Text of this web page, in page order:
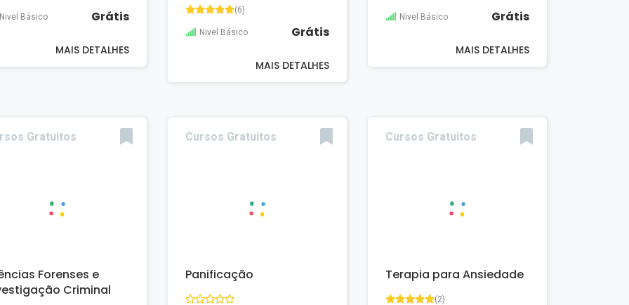
Nivel Básico Grátis
MAIS DETALHES
(6)
Nivel Básico Grátis
MAIS DETALHES
Nivel Básico Grátis
MAIS DETALHES
Gratuitos
Forenses e
Criminal
Cursos Gratuitos
Panificação
Cursos Gratuitos
Terapia para Ansiedade
(2)